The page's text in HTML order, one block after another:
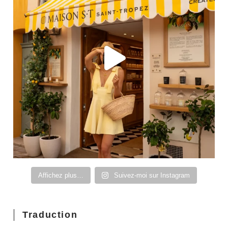
Affichez plus… Suivez-moi sur Instagram
Traduction